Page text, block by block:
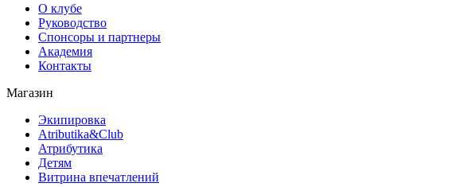
О клубе
Руководство
Спонсоры и партнеры
Академия
Контакты
Магазин
Экипировка
Atributika&Club
Атрибутика
Детям
Витрина впечатлений